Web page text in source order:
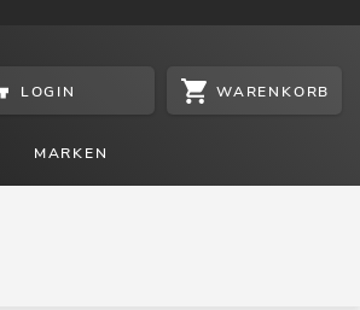
LOGIN WARENKORB
MARKEN